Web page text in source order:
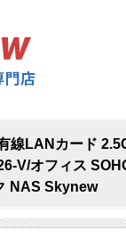
線LANカード
V/オフィス
NAS Skynew